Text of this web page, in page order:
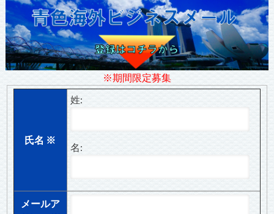
※期間限定募集
氏名 ※
姓:
名:
メールア